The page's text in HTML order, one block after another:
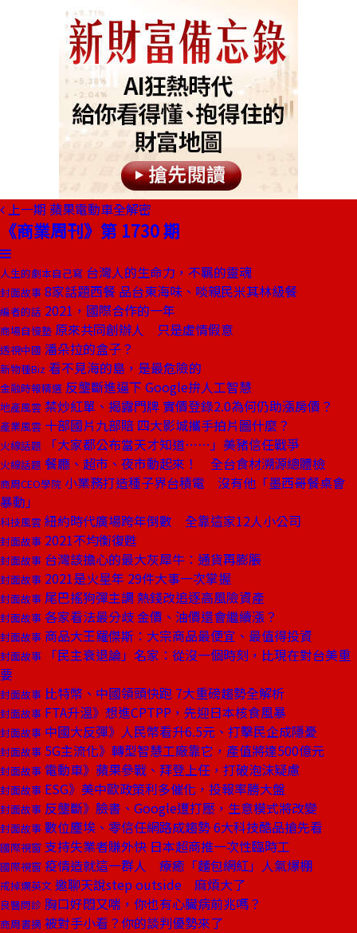
上一期 蘋果電動車全解密
《商業周刊》第 1730 期
人生的劇本自己寫 台灣人的生命力，不羈的靈魂
封面故事 8家話題西餐 品台東海味、啖親民米其林級餐
編者的話 2021，國際合作的一年
商場自慢塾 原來共同創辦人 只是虛情假意
透視中國 潘朵拉的盒子？
新物種Biz 看不見海的島，是最危險的
金融時報精選 反壟斷進逼下 Google拚人工智慧
地產風雲 禁炒紅單、揭露門牌 實價登錄2.0為何仍助漲房價？
產業風雲 十部國片九部賠 四大影城攜手拍片圖什麼？
火線話題 「大家都公布當天才知道⋯⋯」美豬信任戰爭
火線話題 餐廳、超市、夜市動起來！ 全台食材溯源總體檢
商周CEO學院 小業務打造種子界台積電 沒有他「墨西哥餐桌會
暴動」
科技風雲 紐約時代廣場跨年倒數 全靠這家12人小公司
封面故事 2021不均衡復甦
封面故事 台灣該擔心的最大灰犀牛：通貨再膨脹
封面故事 2021是火星年 29件大事一次掌握
封面故事 尾巴搖狗彈主調 熱錢改追逐高風險資產
封面故事 各家看法最分歧 金價、油價還會繼續漲？
封面故事 商品大王羅傑斯：大宗商品最便宜、最值得投資
封面故事
「民主衰退論」名家：從沒一個時刻，比現在對台美重
要
封面故事 比特幣、中國領頭快跑 7大重磅趨勢全解析
封面故事 FTA升溫》想進CPTPP，先迎日本核食風暴
封面故事 中國大反彈》人民幣看升6.5元、打擊民企成隱憂
封面故事 5G主流化》轉型智慧工廠靠它，產值將達500億元
封面故事 電動車》蘋果參戰、拜登上任，打破泡沫疑慮
封面故事 ESG》美中歐政策利多催化，投報率勝大盤
封面故事 反壟斷》臉書、Google遭打壓，生意模式將改變
封面故事 數位塵埃、零信任網路成趨勢 6大科技酷品搶先看
國際視窗 支持失業者賺外快 日本超商推一次性臨時工
國際視窗 疫情造就這一群人 療癒「麵包網紅」人氣爆棚
戒掉爛英文 邀聊天說step outside 麻煩大了
良醫問診 胸口好悶又喘，你也有心臟病前兆嗎？
商周書摘 被對手小看？你的談判優勢來了